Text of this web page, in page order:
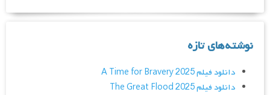
نوشته‌های تازه
دانلود فیلم A Time for Bravery 2025
دانلود فیلم The Great Flood 2025